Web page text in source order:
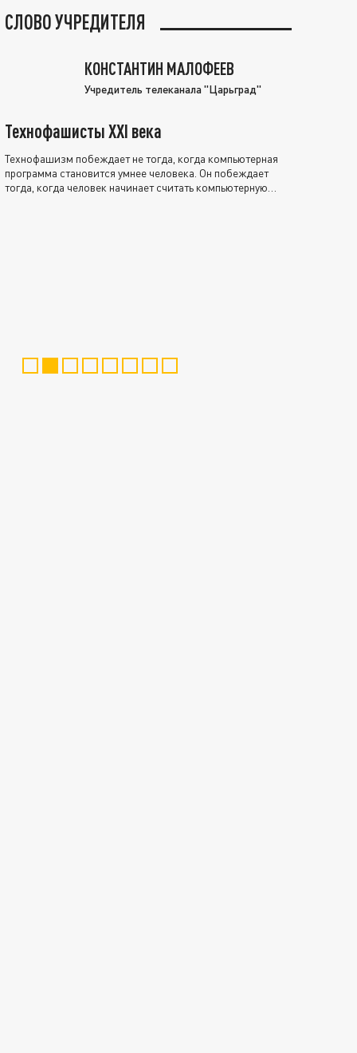
СЛОВО УЧРЕДИТЕЛЯ
КОНСТАНТИН МАЛОФЕЕВ
Учредитель телеканала "Царьград"
Технофашисты XXI века
Технофашизм побеждает не тогда, когда компьютерная
программа становится умнее человека. Он побеждает
тогда, когда человек начинает считать компьютерную